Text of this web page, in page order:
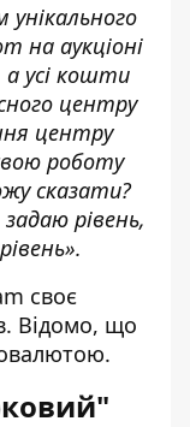
унікального
на аукціоні
а усі кошти
центру
центру
роботу
сказати?
рівень,
своє
Відомо, що